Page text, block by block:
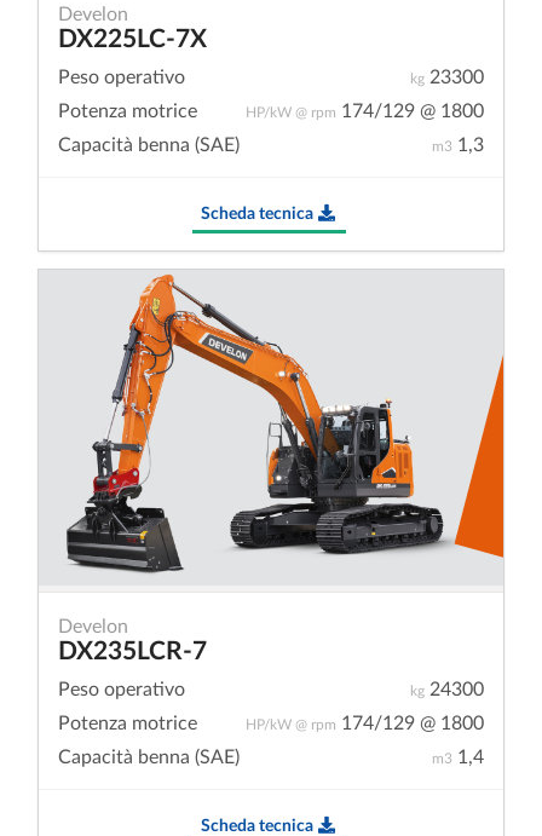
Develon
DX225LC-7X
kg 23300
Peso operativo
HP/kW @ rpm 174/129 @ 1800
Potenza motrice
m3 1,3
Capacità benna (SAE)
Scheda tecnica
Develon
DX235LCR-7
kg 24300
Peso operativo
HP/kW @ rpm 174/129 @ 1800
Potenza motrice
m3 1,4
Capacità benna (SAE)
Scheda tecnica